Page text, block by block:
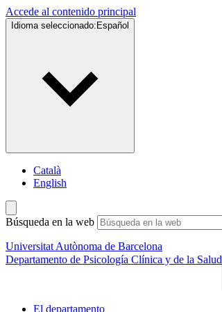
Accede al contenido principal
Idioma seleccionado: Español
Català
English
Búsqueda en la web
Universitat Autònoma de Barcelona
Departamento de Psicología Clínica y de la Salud
El departamento